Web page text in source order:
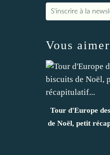
S'inscrire à la
Vous
Tour d'Europe
de Noël, petit